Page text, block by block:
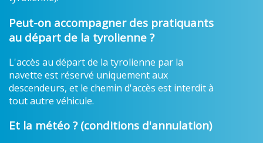
Peut-on accompagner des pratiquants
au départ de la tyrolienne ?
L'accès au départ de la tyrolienne par la
navette est réservé uniquement aux
descendeurs, et le chemin d'accès est interdit à
tout autre véhicule.
Et la météo ? (conditions d'annulation)